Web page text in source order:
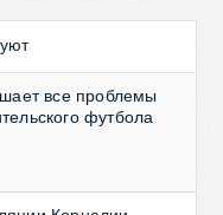
все проблемы
футбола